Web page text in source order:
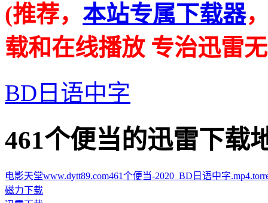
(推荐， 本站专属下载器
载和在线播放 专治迅雷
BD日语中字
461个便当的迅雷下载地
电影天堂www.dytt89.com461个便当-2020_BD日语中字
磁力下载